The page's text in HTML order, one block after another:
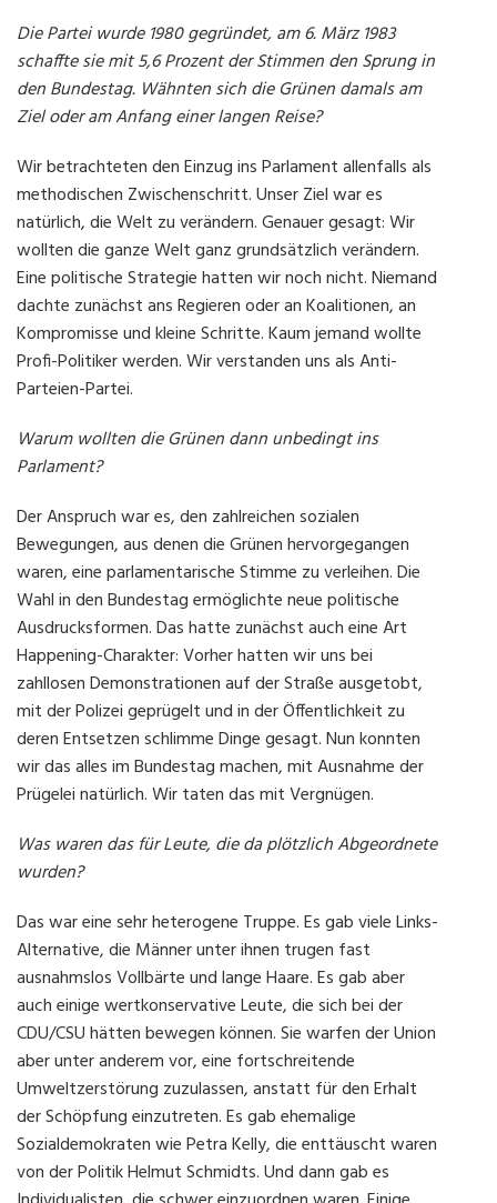
Die Partei wurde 1980 gegründet, am 6. März 1983
schaffte sie mit 5,6 Prozent der Stimmen den Sprung in
den Bundestag. Wähnten sich die Grünen damals am
Ziel oder am Anfang einer langen Reise?
Wir betrachteten den Einzug ins Parlament allenfalls als
methodischen Zwischenschritt. Unser Ziel war es
natürlich, die Welt zu verändern. Genauer gesagt: Wir
wollten die ganze Welt ganz grundsätzlich verändern.
Eine politische Strategie hatten wir noch nicht. Niemand
dachte zunächst ans Regieren oder an Koalitionen, an
Kompromisse und kleine Schritte. Kaum jemand wollte
Profi-Politiker werden. Wir verstanden uns als Anti-
Parteien-Partei.
Warum wollten die Grünen dann unbedingt ins
Parlament?
Der Anspruch war es, den zahlreichen sozialen
Bewegungen, aus denen die Grünen hervorgegangen
waren, eine parlamentarische Stimme zu verleihen. Die
Wahl in den Bundestag ermöglichte neue politische
Ausdrucksformen. Das hatte zunächst auch eine Art
Happening-Charakter: Vorher hatten wir uns bei
zahllosen Demonstrationen auf der Straße ausgetobt,
mit der Polizei geprügelt und in der Öffentlichkeit zu
deren Entsetzen schlimme Dinge gesagt. Nun konnten
wir das alles im Bundestag machen, mit Ausnahme der
Prügelei natürlich. Wir taten das mit Vergnügen.
Was waren das für Leute, die da plötzlich Abgeordnete
wurden?
Das war eine sehr heterogene Truppe. Es gab viele Links-
Alternative, die Männer unter ihnen trugen fast
ausnahmslos Vollbärte und lange Haare. Es gab aber
auch einige wertkonservative Leute, die sich bei der
CDU/CSU hätten bewegen können. Sie warfen der Union
aber unter anderem vor, eine fortschreitende
Umweltzerstörung zuzulassen, anstatt für den Erhalt
der Schöpfung einzutreten. Es gab ehemalige
Sozialdemokraten wie Petra Kelly, die enttäuscht waren
von der Politik Helmut Schmidts. Und dann gab es